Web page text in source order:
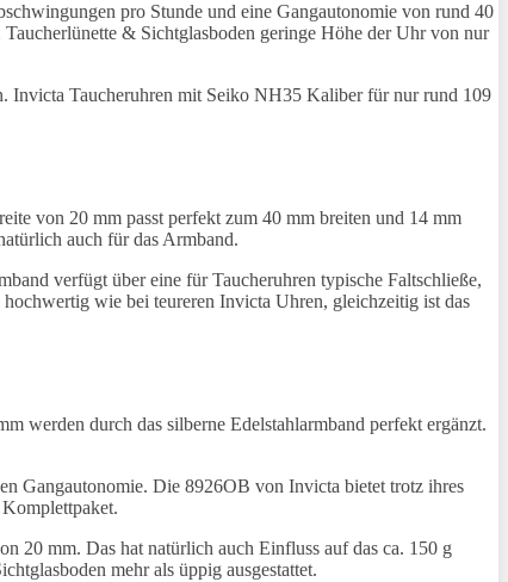
pro Stunde und eine Gangautonomie von rund 40
& Sichtglasboden geringe Höhe der Uhr von nur
Invicta Taucheruhren mit Seiko NH35 Kaliber für nur rund 109
von 20 mm passt perfekt zum 40 mm breiten und 14 mm
auch für das Armband.
verfügt über eine für Taucheruhren typische Faltschließe,
wie bei teureren Invicta Uhren, gleichzeitig ist das
werden durch das silberne Edelstahlarmband perfekt ergänzt.
Gangautonomie. Die 8926OB von Invicta bietet trotz ihres
20 mm. Das hat natürlich auch Einfluss auf das ca. 150 g
mehr als üppig ausgestattet.